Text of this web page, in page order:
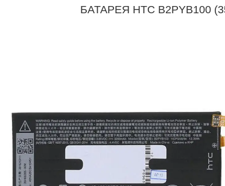
БАТАРЕЯ HTC B2PYB100